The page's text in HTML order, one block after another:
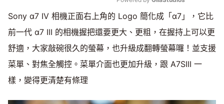
Mute
Sony α7 IV 相機正面右上角的 Logo 簡化成「α7」，它比
前一代 α7 III 的相機握把還要更大、更粗，在握持上可以更
舒適，大家敲碗很久的螢幕，也升級成翻轉螢幕囉！並支援
菜單、對焦全觸控。菜單介面也更加升級，跟 A7SIII 一
樣，變得更清楚有條理